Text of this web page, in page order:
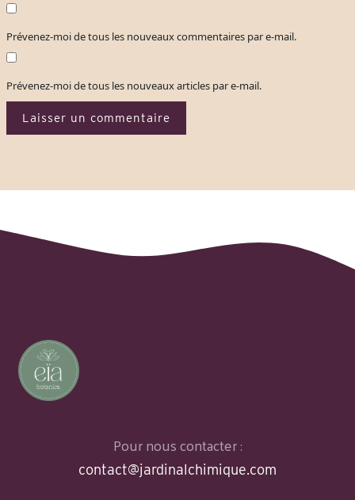
Prévenez-moi de tous les nouveaux commentaires par e-mail.
Prévenez-moi de tous les nouveaux articles par e-mail.
Pour nous contacter :
contact@jardinalchimique.com